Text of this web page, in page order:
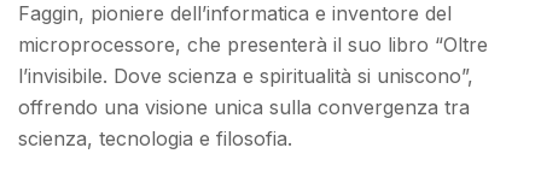
Faggin, pioniere dell’informatica e inventore del
microprocessore, che presenterà il suo libro “Oltre
l’invisibile. Dove scienza e spiritualità si uniscono”,
offrendo una visione unica sulla convergenza tra
scienza, tecnologia e filosofia.